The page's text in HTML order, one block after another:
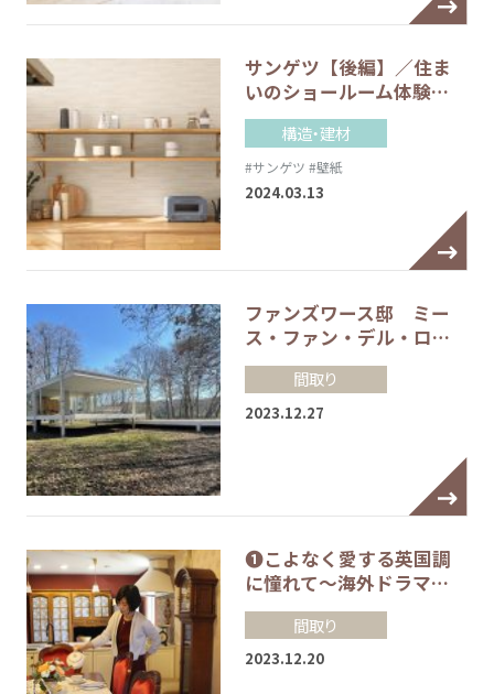
サンゲツ【後編】／住ま
いのショールーム体験…
構造・建材
#サンゲツ #壁紙
2024.03.13
ファンズワース邸 ミー
ス・ファン・デル・ロ…
間取り
2023.12.27
❶こよなく愛する英国調
に憧れて～海外ドラマ…
間取り
2023.12.20